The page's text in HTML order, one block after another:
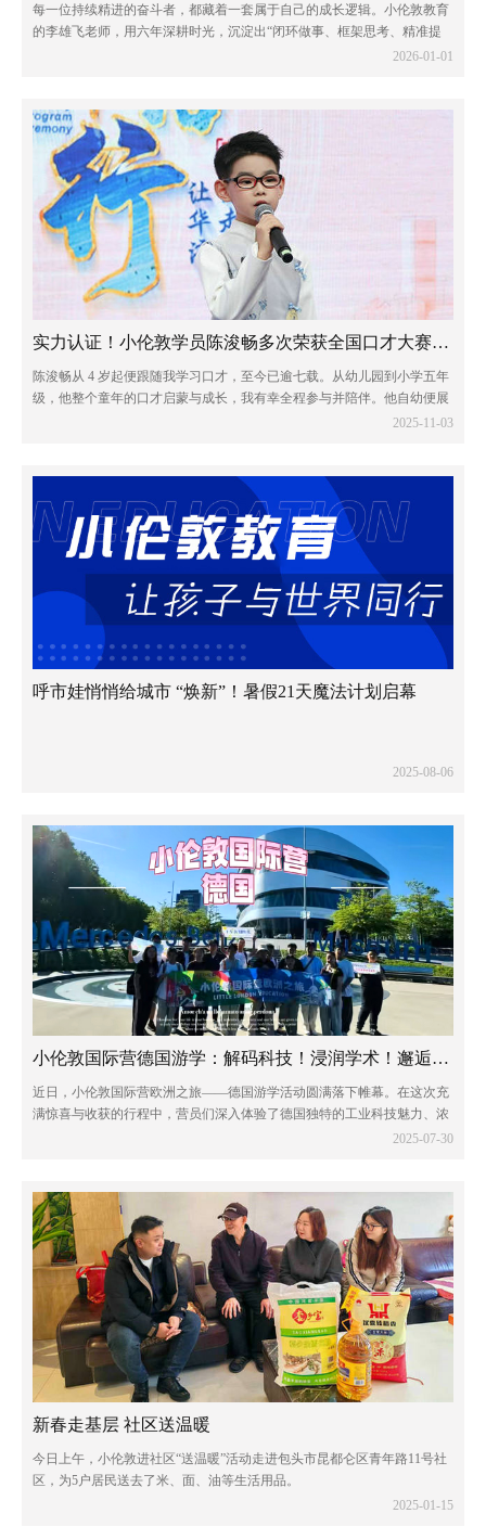
每一位持续精进的奋斗者，都藏着一套属于自己的成长逻辑。小伦敦教育
的李雄飞老师，用六年深耕时光，沉淀出“闭环做事、框架思考、精准提
问”三大职业心法，不仅成就了个人的稳步进阶，更书写了与团队同心共
2026-01-01
实力认证！小伦敦学员陈浚畅多次荣获全国口才大赛一等奖
陈浚畅从 4 岁起便跟随我学习口才，至今已逾七载。从幼儿园到小学五年
级，他整个童年的口才启蒙与成长，我有幸全程参与并陪伴。他自幼便展
现出出众的语言天赋，不仅热爱口才艺术，对传统文化亦怀有浓厚兴趣。
2025-11-03
呼市娃悄悄给城市 “焕新”！暑假21天魔法计划启幕
2025-08-06
小伦敦国际营德国游学：解码科技！浸润学术！邂逅童话！
近日，小伦敦国际营欧洲之旅——德国游学活动圆满落下帷幕。在这次充
满惊喜与收获的行程中，营员们深入体验了德国独特的工业科技魅力、浓
2025-07-30
新春走基层 社区送温暖
今日上午，小伦敦进社区“送温暖”活动走进包头市昆都仑区青年路11号社
区，为5户居民送去了米、面、油等生活用品。
2025-01-15